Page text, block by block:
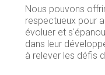
Nous pouvons
respectueux pour
évoluer et
dans leur
à relever les défis